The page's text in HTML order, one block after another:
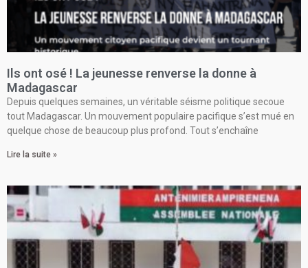
Ils ont osé ! La jeunesse renverse la donne à
Madagascar
Depuis quelques semaines, un véritable séisme politique secoue
tout Madagascar. Un mouvement populaire pacifique s’est mué en
quelque chose de beaucoup plus profond. Tout s’enchaîne
Lire la suite »